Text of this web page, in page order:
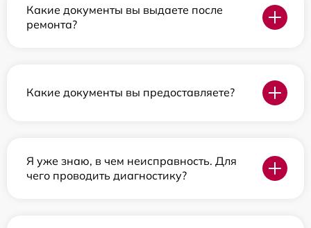
Какие документы вы выдаете после
ремонта?
Какие документы вы предоставляете?
Я уже знаю, в чем неисправность. Для
чего проводить диагностику?